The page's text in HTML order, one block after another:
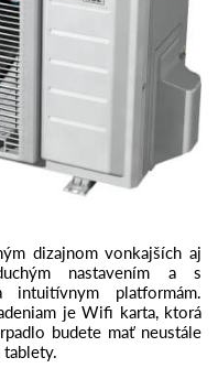
dizajnom vonkajších aj
nastavením a s
intuitívnym platformám.
je Wifi karta, ktorá
budete mať neustále